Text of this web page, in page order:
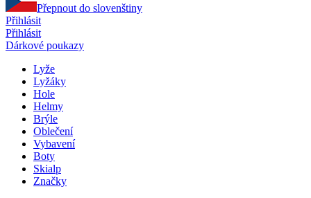
Přepnout do slovenštiny
Přihlásit
Přihlásit
Dárkové poukazy
Lyže
Lyžáky
Hole
Helmy
Brýle
Oblečení
Vybavení
Boty
Skialp
Značky